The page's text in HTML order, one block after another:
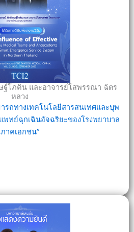
ฐ์โภคิน และอาจารย์โสพรรณา ฉัตร
หลวง
รถทางเทคโนโลยีสารสนเทศและบุพ
พทย์ฉุกเฉินอัจฉริยะของโรงพยาบาล
ภาคเอกชน”